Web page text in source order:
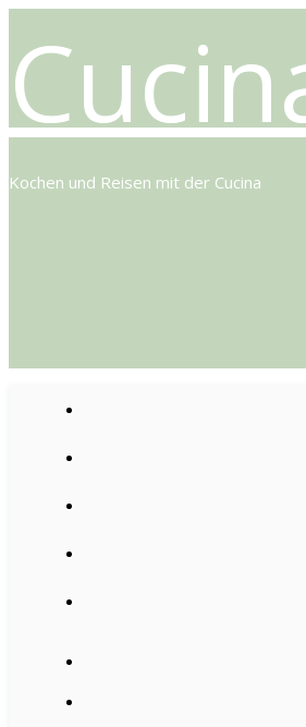
Kochen und Reisen mit der Cucina